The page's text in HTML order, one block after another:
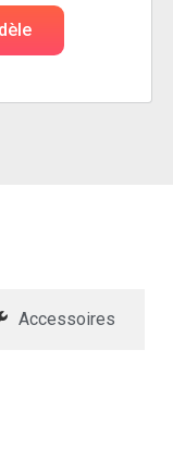
Accessoires